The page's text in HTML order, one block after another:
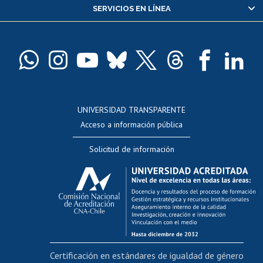
Pago de arancel y crédito alumnos
Docentes
Perfeccionamiento
Editar Portafolio Académico
Evaluación docente
Calificación académica
Postulación al AUCAI
Funcionarias/os
Cursos internos de capacitación
Bienestar del personal
Portal de movilidad interna
SERVICIOS EN LÍNEA
UNIVERSIDAD TRANSPARENTE
Acceso a información pública
Solicitud de información
Certificación en estándares de igualdad de género